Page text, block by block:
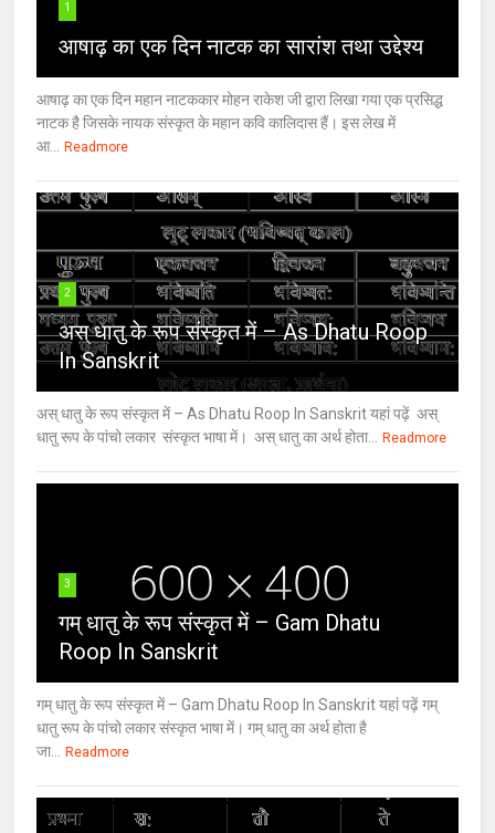
1
आषाढ़ का एक दिन नाटक का सारांश तथा उद्देश्य
आषाढ़ का एक दिन महान नाटककार मोहन राकेश जी द्वारा लिखा गया एक प्रसिद्ध
नाटक है जिसके नायक संस्कृत के महान कवि कालिदास हैं। इस लेख में
आ... Readmore
2
अस् धातु के रूप संस्कृत में – As Dhatu Roop
In Sanskrit
अस् धातु के रूप संस्कृत में – As Dhatu Roop In Sanskrit यहां पढ़ें अस्
धातु रूप के पांचो लकार संस्कृत भाषा में। अस् धातु का अर्थ होता... Readmore
3
गम् धातु के रूप संस्कृत में – Gam Dhatu
Roop In Sanskrit
गम् धातु के रूप संस्कृत में – Gam Dhatu Roop In Sanskrit यहां पढ़ें गम्
धातु रूप के पांचो लकार संस्कृत भाषा में। गम् धातु का अर्थ होता है
जा... Readmore